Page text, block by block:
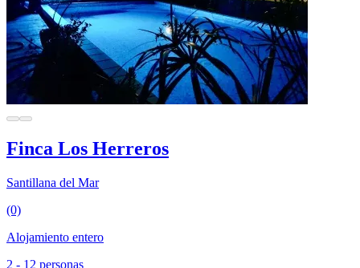
Finca Los Herreros
Santillana del Mar
(0)
Alojamiento entero
2 - 12 personas